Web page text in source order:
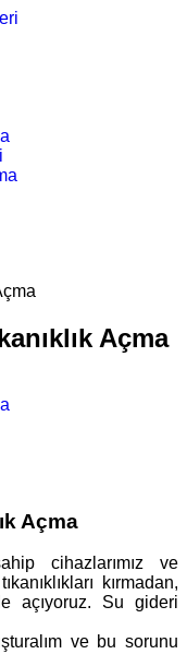
Açma
Açma
cihazlarımız ve
kırmadan,
açıyoruz. Su gideri
ve bu sorunu